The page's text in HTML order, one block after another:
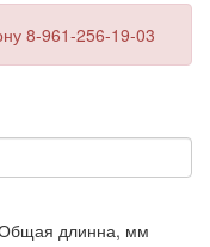
8-961-256-19-03
длинна, мм